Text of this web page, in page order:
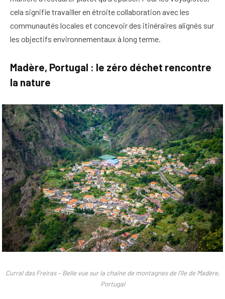
cela signifie travailler en étroite collaboration avec les
communautés locales et concevoir des itinéraires alignés sur
les objectifs environnementaux à long terme.
Madère, Portugal : le zéro déchet rencontre
la nature
Curral das Freiras – Belle vue sur la chaîne de montagnes de l'île de Madère,
Portugal